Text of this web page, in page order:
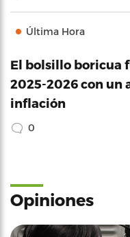
Última Hora
El bolsillo boricua
2025-2026 con un
inflación
0
Opiniones